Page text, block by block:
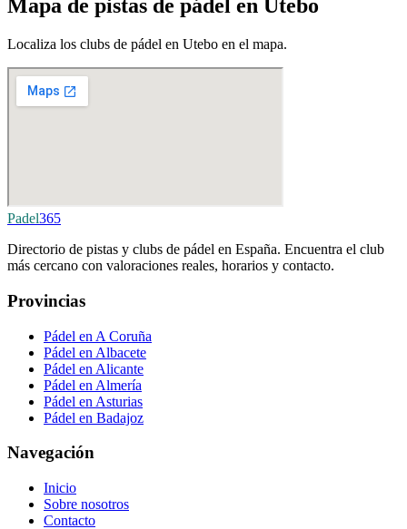
Mapa de pistas de pádel en Utebo
Localiza los clubs de pádel en Utebo en el mapa.
Padel365
Directorio de pistas y clubs de pádel en España. Encuentra el club
más cercano con valoraciones reales, horarios y contacto.
Provincias
Pádel en A Coruña
Pádel en Albacete
Pádel en Alicante
Pádel en Almería
Pádel en Asturias
Pádel en Badajoz
Navegación
Inicio
Sobre nosotros
Contacto